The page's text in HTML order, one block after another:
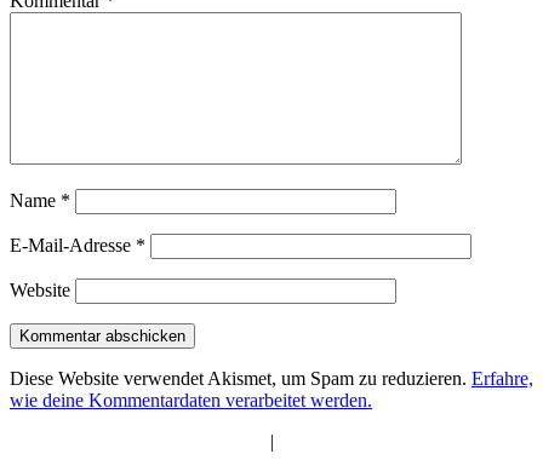
Name *
E-Mail-Adresse *
Website
Diese Website verwendet Akismet, um Spam zu reduzieren. Erfahre,
wie deine Kommentardaten verarbeitet werden.
|